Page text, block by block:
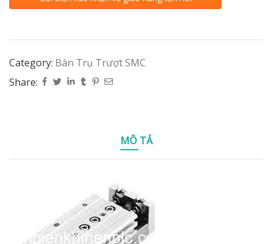
Category: Bàn Trụ Trượt SMC
Share:
MÔ TẢ